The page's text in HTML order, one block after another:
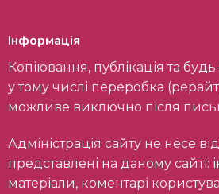
Інформація
Копіювання, публікація та будь-яке використання,
у тому числі переробка
можливе виключно після
Адміністрація сайту не несе відповідальності за
представлені на даному сайті:
матеріали, коментарі